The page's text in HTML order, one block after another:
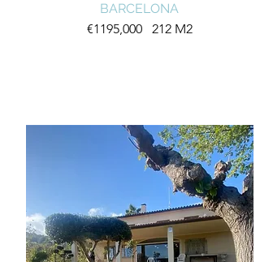
BARCELONA
€1195,000 212 M2